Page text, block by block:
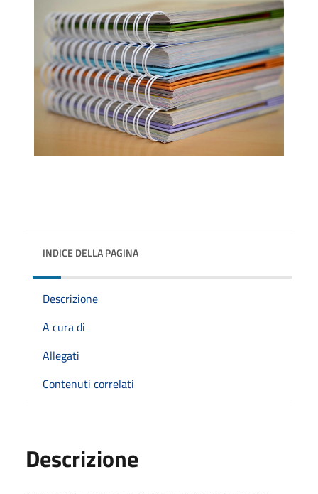
INDICE DELLA PAGINA
Descrizione
A cura di
Allegati
Contenuti correlati
Descrizione